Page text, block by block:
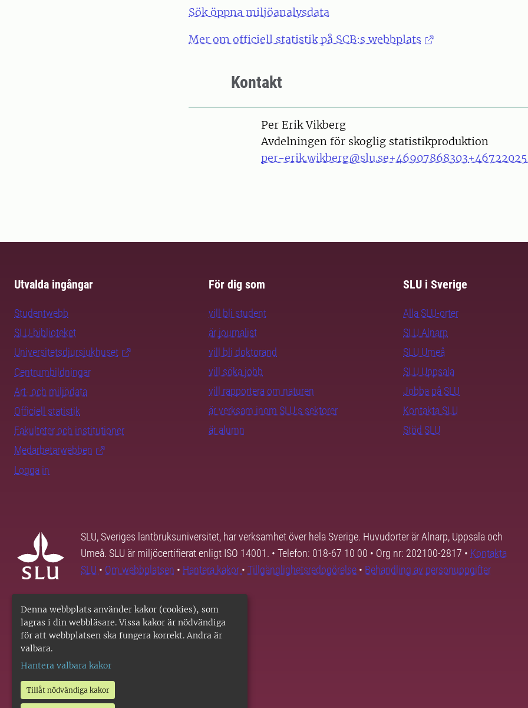
Denna webbplats använder kakor (cookies), som
lagras i din webbläsare. Vissa kakor är nödvändiga
för att webbplatsen ska fungera korrekt. Andra är
valbara.
Hantera valbara kakor
Tillåt nödvändiga kakor
Sök öppna miljöanalysdata
Mer om officiell statistik på SCB:s webbplats
Kontakt
PersonPer Erik Vikberg
Avdelningen för skoglig statistikproduktion
per-erik.wikberg@slu.se+46907868303
Utvalda ingångar
Studentwebb
SLU-biblioteket
Universitetsdjursjukhuset
Centrumbildningar
Art- och miljödata
Officiell statistik
Fakulteter och institutioner
Medarbetarwebben
Logga in
För dig som
vill bli student
är journalist
vill bli doktorand
vill söka jobb
vill rapportera om naturen
är verksam inom SLU:s sektorer
är alumn
SLU i Sverige
Alla SLU-orter
SLU Alnarp
SLU Umeå
SLU Uppsala
Jobba på SLU
Kontakta SLU
Stöd SLU
SLU, Sveriges lantbruksuniversitet, har verksamhet över hela Sverige. Huvudorter är Alnarp, Uppsala och
Umeå. SLU är miljöcertifierat enligt ISO 14001. • Telefon: 018-67 10 00 • Org nr: 202100-2817 • Kontakta
SLU • Om webbplatsen • Hantera kakor • Tillgänglighetsredogörelse • Behandling av personuppgifter